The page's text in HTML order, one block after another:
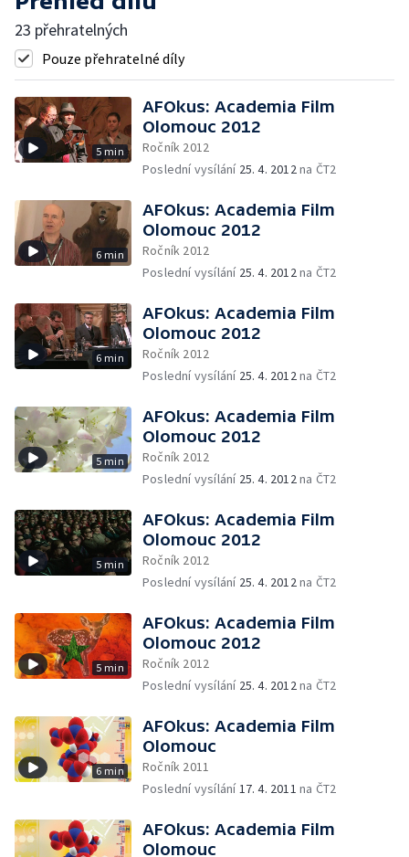
23 přehratelných
Pouze přehratelné díly
5 min
AFOkus: Academia Film
Olomouc 2012
Ročník 2012
Poslední vysílání 25. 4. 2012na ČT2
6 min
AFOkus: Academia Film
Olomouc 2012
Ročník 2012
Poslední vysílání 25. 4. 2012na ČT2
6 min
AFOkus: Academia Film
Olomouc 2012
Ročník 2012
Poslední vysílání 25. 4. 2012na ČT2
5 min
AFOkus: Academia Film
Olomouc 2012
Ročník 2012
Poslední vysílání 25. 4. 2012na ČT2
5 min
AFOkus: Academia Film
Olomouc 2012
Ročník 2012
Poslední vysílání 25. 4. 2012na ČT2
5 min
AFOkus: Academia Film
Olomouc 2012
Ročník 2012
Poslední vysílání 25. 4. 2012na ČT2
6 min
AFOkus: Academia Film
Olomouc
Ročník 2011
Poslední vysílání17. 4. 2011 na ČT2
AFOkus: Academia Film
Olomouc